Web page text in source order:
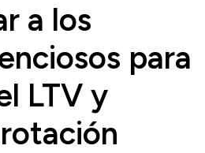
a los
para
LTV y